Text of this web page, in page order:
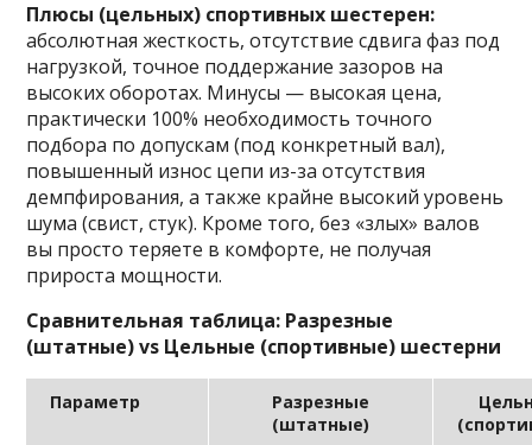
Плюсы (цельных) спортивных шестерен:
абсолютная жесткость, отсутствие сдвига фаз под
нагрузкой, точное поддержание зазоров на
высоких оборотах. Минусы — высокая цена,
практически 100% необходимость точного
подбора по допускам (под конкретный вал),
повышенный износ цепи из-за отсутствия
демпфирования, а также крайне высокий уровень
шума (свист, стук). Кроме того, без «злых» валов
вы просто теряете в комфорте, не получая
прироста мощности.
Сравнительная таблица: Разрезные
(штатные) vs Цельные (спортивные) шестерни
Параметр
Разрезные
(штатные)